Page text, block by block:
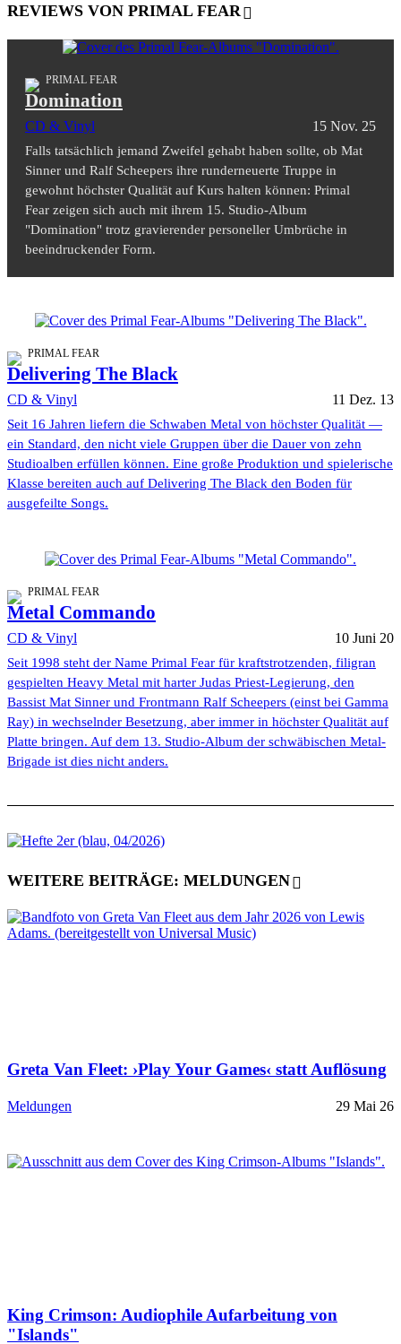
REVIEWS VON PRIMAL FEAR
PRIMAL FEAR
Domination
CD & Vinyl 15 Nov. 25
Falls tatsächlich jemand Zweifel gehabt haben sollte, ob Mat
Sinner und Ralf Scheepers ihre runderneuerte Truppe in
gewohnt höchster Qualität auf Kurs halten können: Primal
Fear zeigen sich auch mit ihrem 15. Studio-Album
"Domination" trotz gravierender personeller Umbrüche in
beeindruckender Form.
PRIMAL FEAR
Delivering The Black
CD & Vinyl 11 Dez. 13
Seit 16 Jahren liefern die Schwaben Metal von höchster Qualität —
ein Standard, den nicht viele Gruppen über die Dauer von zehn
Studioalben erfüllen können. Eine große Produktion und spielerische
Klasse bereiten auch auf Delivering The Black den Boden für
ausgefeilte Songs.
PRIMAL FEAR
Metal Commando
CD & Vinyl 10 Juni 20
Seit 1998 steht der Name Primal Fear für kraftstrotzenden, filigran
gespielten Heavy Metal mit harter Judas Priest-Legierung, den
Bassist Mat Sinner und Frontmann Ralf Scheepers (einst bei Gamma
Ray) in wechselnder Besetzung, aber immer in höchster Qualität auf
Platte bringen. Auf dem 13. Studio-Album der schwäbischen Metal-
Brigade ist dies nicht anders.
WEITERE BEITRÄGE: MELDUNGEN
Greta Van Fleet: ›Play Your Games‹ statt Auflösung
Meldungen 29 Mai 26
King Crimson: Audiophile Aufarbeitung von
"Islands"